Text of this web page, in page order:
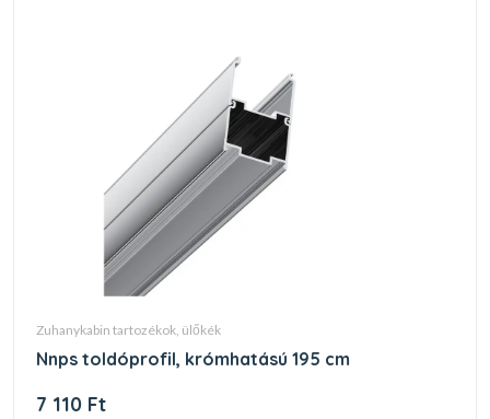
zuhanykabin tartozékok, ülőkék
nnps toldóprofil, krómhatású 195 cm
7 110 Ft